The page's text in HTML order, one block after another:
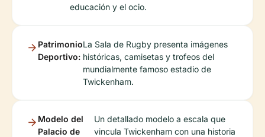
educación y el ocio.
Patrimonio
Deportivo:
La Sala de Rugby presenta imágenes
históricas, camisetas y trofeos del
mundialmente famoso estadio de
Twickenham.
Modelo del
Palacio de
Un detallado modelo a escala que
vincula Twickenham con una historia